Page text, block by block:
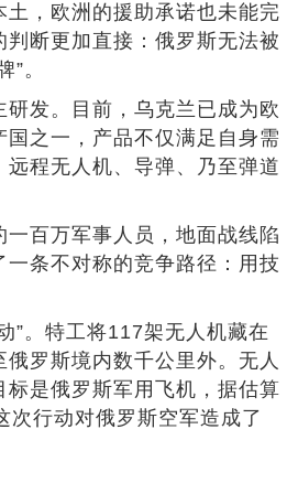
，欧洲的援助承诺也未能完
断更加直接：俄罗斯无法被
。
发。目前，乌克兰已成为欧
之一，产品不仅满足自身需
程无人机、导弹、乃至弹道
百万军事人员，地面战线陷
一条不对称的竞争路径：用技
”。特工将117架无人机藏在
罗斯境内数千公里外。无人
是俄罗斯军用飞机，据估算
次行动对俄罗斯空军造成了